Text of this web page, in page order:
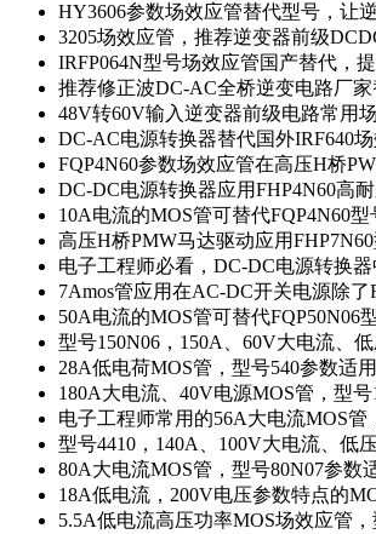
HY3606参数场效应管替代型号，让
3205场效应管，推荐逆变器前级
IRFP064N型号场效应管国产替代，
推荐修正波DC-AC全桥逆变电路厂
48V转60V输入逆变器前级电路常用
DC-AC电源转换器替代国外IRF640
FQP4N60参数场效应管在高压H桥
DC-DC电源转换器应用FHP4N60高
10A电流的MOS管可替代FQP4N60
高压H桥PMW马达驱动应用
电子工程师必看，DC-DC电源转换
7Amos管应用在AC-DC开关电源除了
50A电流的MOS管可替代FQP50N06
型号150N06，150A、60V大电流、
28A低电荷MOS管，型号540参数适
180A大电流、40V电源MOS管，型号
电子工程师常用的56A大电流MOS管
型号4410，140A、100V大电流、低
80A大电流MOS管，型号80N07参数
18A低电流，200V电压参数特点的
5.5A低电流高压功率MOS场效应管